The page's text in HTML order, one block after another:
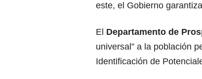
este, el Gobierno
El Departamento de
universal” a la población
Identificación de